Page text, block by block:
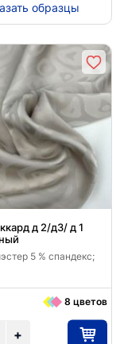
образцы
д 2/д3/ д 1
5 % спандекс;
+
8 цветов